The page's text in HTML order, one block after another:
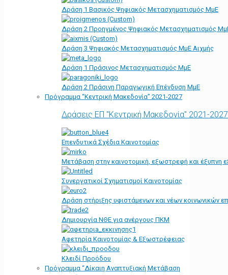
Δράση 1 Βασικός Ψηφιακός Μετασχηματισμός ΜμΕ
Δράση 2 Προηγμένος Ψηφιακός Μετασχηματισμός
Δράση 3 Ψηφιακός Μετασχηματισμός ΜμΕ Αιχμής
Δράση 1 Πράσινος Μετασχηματισμός ΜμΕ
Δράση 2 Πράσινη Παραγωγική Επένδυση ΜμΕ
Πρόγραμμα “Κεντρική Μακεδονία” 2021-2027
Δράσεις ΕΠ "Κεντρική Μακεδονία" 2021-2027
Επενδυτικά Σχέδια Καινοτομίας
Μετάβαση στην καινοτομική, εξωστρεφή και έξυπνη
Συνεργατικοί Σχηματισμοί Καινοτομίας
Δράση στήριξης υφιστάμενων και νέων κοινωνικών
Δημιουργία ΝΘΕ για ανέργους ΠΚΜ
Αφετηρία Kαινοτομίας & Εξωστρέφειας
Κλειδί Προόδου
Πρόγραμμα “Δίκαιη Αναπτυξιακή Μετάβαση